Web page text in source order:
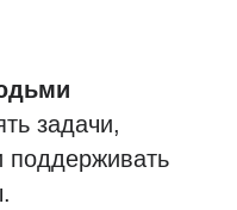
задачи,
поддерживать